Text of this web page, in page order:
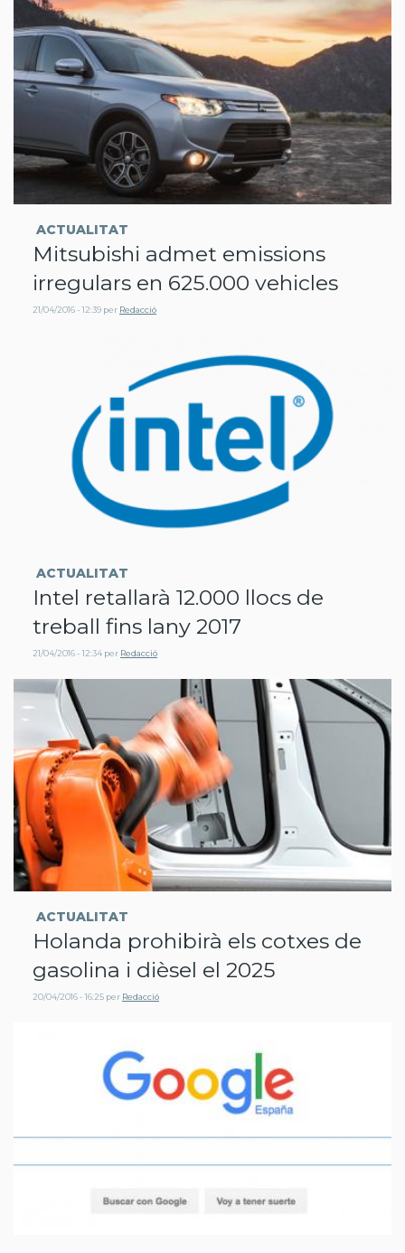
ACTUALITAT
Mitsubishi admet emissions
irregulars en 625.000 vehicles
21/04/2016 - 12:39 per Redacció
ACTUALITAT
Intel retallarà 12.000 llocs de
treball fins lany 2017
21/04/2016 - 12:34 per Redacció
ACTUALITAT
Holanda prohibirà els cotxes de
gasolina i dièsel el 2025
20/04/2016 - 16:25 per Redacció